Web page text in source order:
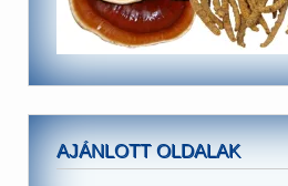
AJÁNLOTT OLDALAK